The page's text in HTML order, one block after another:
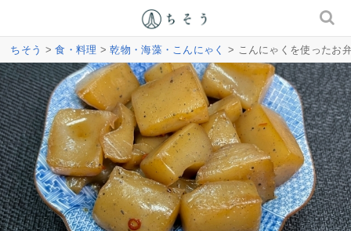
ちそう >食・料理 >乾物・海藻・こんにゃく > こんにゃくを使ったお